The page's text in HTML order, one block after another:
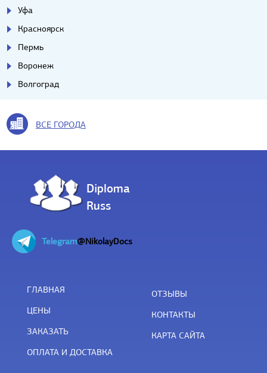
Уфа
Красноярск
Пермь
Воронеж
Волгоград
ВСЕ ГОРОДА
Diploma
Russ
Telegram@NikolayDocs
ГЛАВНАЯ
ЦЕНЫ
ЗАКАЗАТЬ
ОПЛАТА И ДОСТАВКА
ОТЗЫВЫ
КОНТАКТЫ
КАРТА САЙТА